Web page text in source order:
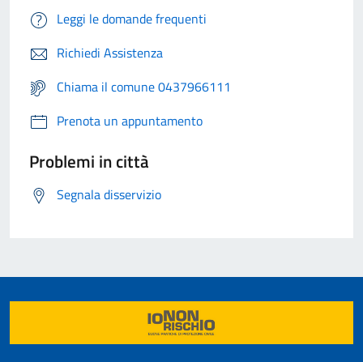
Leggi le domande frequenti
Richiedi Assistenza
Chiama il comune 0437966111
Prenota un appuntamento
Problemi in città
Segnala disservizio